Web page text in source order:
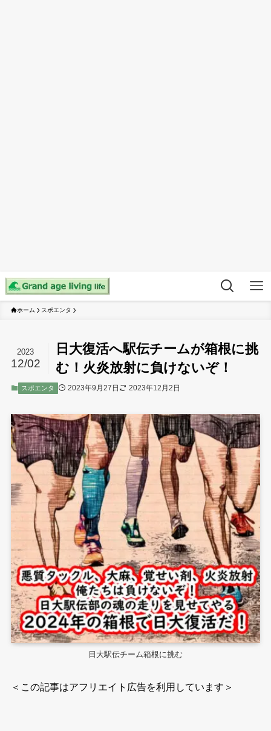
ホーム スポエンタ
日大復活へ駅伝チームが箱根に挑
む！火炎放射に負けないぞ！
2023
12/02
スポエンタ 2023年9月27日 2023年12月2日
日大駅伝チーム箱根に挑む
＜この記事はアフリエイト広告を利用しています＞